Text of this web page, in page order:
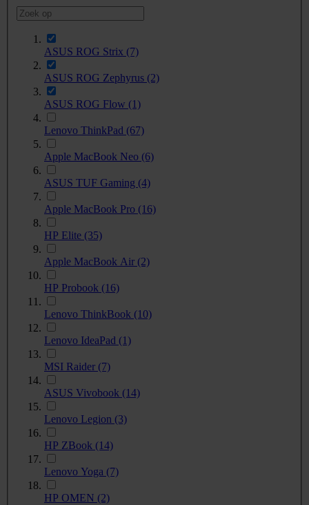
ASUS ROG Strix (7)
ASUS ROG Zephyrus (2)
ASUS ROG Flow (1)
Lenovo ThinkPad (67)
Apple MacBook Neo (6)
ASUS TUF Gaming (4)
Apple MacBook Pro (16)
HP Elite (35)
Apple MacBook Air (2)
HP Probook (16)
Lenovo ThinkBook (10)
Lenovo IdeaPad (1)
MSI Raider (7)
ASUS Vivobook (14)
Lenovo Legion (3)
HP ZBook (14)
Lenovo Yoga (7)
HP OMEN (2)